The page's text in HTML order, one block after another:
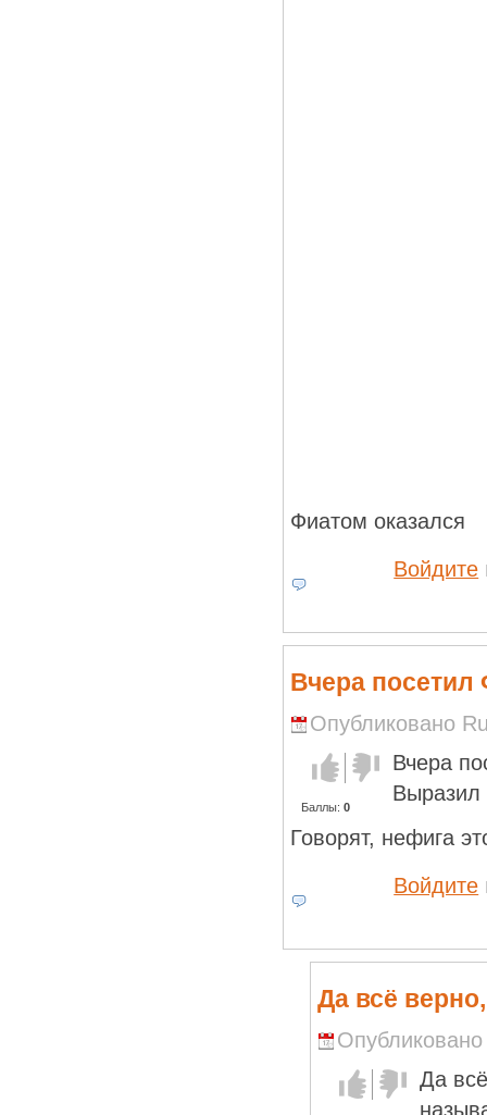
Фиатом оказался
Войдите
Вчера посетил
Опубликовано
Голос за!Голос
против!
Баллы: 0
Вчера
Выразил
Говорят, нефига
Войдите
Да всё
Голос за!Голос
против!
Да